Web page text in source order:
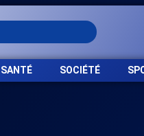
SANTÉ SOCIÉTÉ